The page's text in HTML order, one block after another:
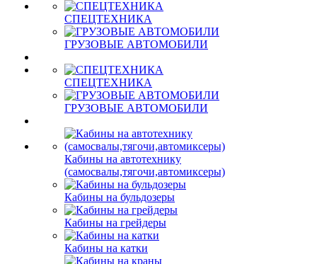
СПЕЦТЕХНИКА
ГРУЗОВЫЕ АВТОМОБИЛИ
СПЕЦТЕХНИКА
ГРУЗОВЫЕ АВТОМОБИЛИ
Кабины на автотехнику
(самосвалы,тягочи,автомиксеры)
Кабины на бульдозеры
Кабины на грейдеры
Кабины на катки